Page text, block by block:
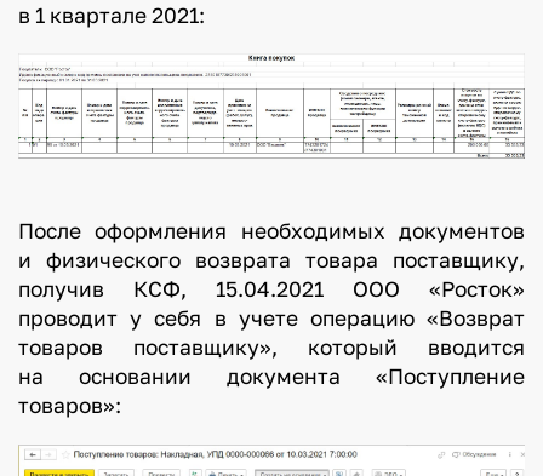
в 1 квартале 2021:
После оформления необходимых документов
и физического возврата товара поставщику,
получив КСФ, 15.04.2021 ООО «Росток»
проводит у себя в учете операцию «Возврат
товаров поставщику», который вводится
на основании документа «Поступление
товаров»: